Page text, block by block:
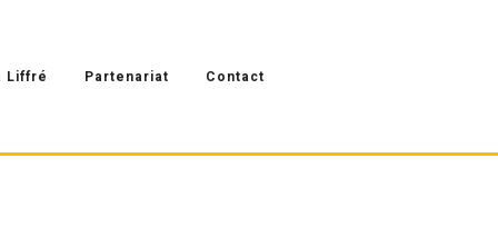
Liffré Partenariat Contact